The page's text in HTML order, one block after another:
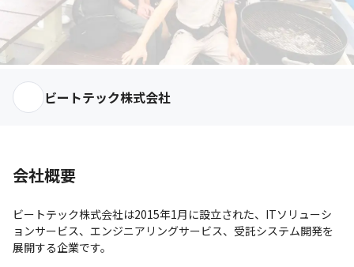
ビートテック株式会社
会社概要
ビートテック株式会社は2015年1月に設立された、ITソリューシ
ョンサービス、エンジニアリングサービス、受託システム開発を
展開する企業です。